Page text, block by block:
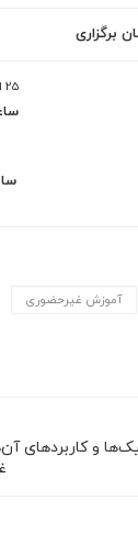
برگزاری
25 اسفند 1398
آموزش غیرحضوری
و کاربردهای